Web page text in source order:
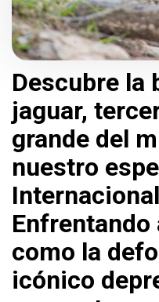
Descubre la
jaguar,
grande del
nuestro
Enfrentando
como la
icónico